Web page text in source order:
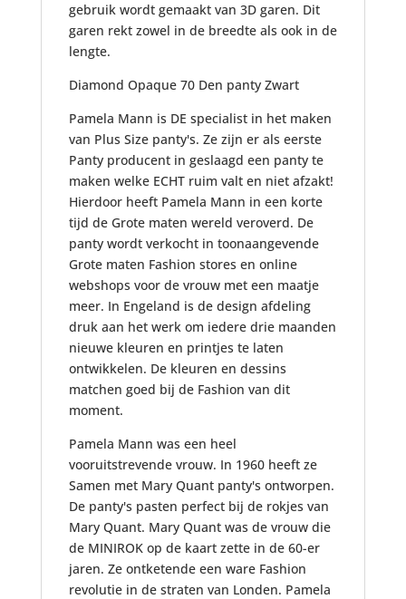
gebruik wordt gemaakt van 3D garen. Dit
garen rekt zowel in de breedte als ook in de
lengte.
Diamond Opaque 70 Den panty Zwart
Pamela Mann is DE specialist in het maken
van Plus Size panty's. Ze zijn er als eerste
Panty producent in geslaagd een panty te
maken welke ECHT ruim valt en niet afzakt!
Hierdoor heeft Pamela Mann in een korte
tijd de Grote maten wereld veroverd. De
panty wordt verkocht in toonaangevende
Grote maten Fashion stores en online
webshops voor de vrouw met een maatje
meer. In Engeland is de design afdeling
druk aan het werk om iedere drie maanden
nieuwe kleuren en printjes te laten
ontwikkelen. De kleuren en dessins
matchen goed bij de Fashion van dit
moment.
Pamela Mann was een heel
vooruitstrevende vrouw. In 1960 heeft ze
Samen met Mary Quant panty's ontworpen.
De panty's pasten perfect bij de rokjes van
Mary Quant. Mary Quant was de vrouw die
de MINIROK op de kaart zette in de 60-er
jaren. Ze ontketende een ware Fashion
revolutie in de straten van Londen. Pamela